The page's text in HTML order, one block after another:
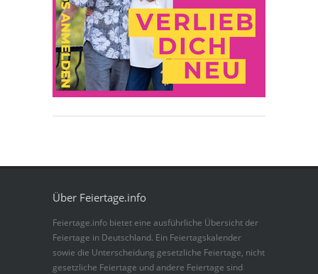
Über Feiertage.info
Feiertage.info bietet eine ausführliche Übersicht der
Feiertage in Deutschland. Ein Feiertagskalender
sowie die Unterscheidung gesetzliche Feiertage, nicht
gesetzliche Feiertage und andere Feiertage sind